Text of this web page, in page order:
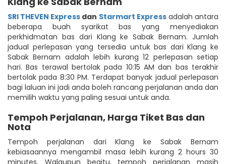
SRI THEVEN Express dan Starmart Expressadalah antara
beberapa buah syarikat bas yang menyediakan
perkhidmatan bas dari Klang ke Sabak Bernam. Jumlah
jadual perlepasan yang tersedia untuk bas dari Klang ke
Sabak Bernam adalah lebih kurang 12 perlepasan setiap
hari. Bas terawal bertolak pada 10:15 AM dan bas terakhir
bertolak pada 8:30 PM. Terdapat banyak jadual perlepasan
bagi laluan ini jadi anda boleh rancang perjalanan anda dan
memilih waktu yang paling sesuai untuk anda.
Tempoh Perjalanan, Harga Tiket Bas dan
Nota
Tempoh perjalanan dari Klang ke Sabak Bernam
kebiasaannya mengambil masa lebih kurang 2 hours 30
minutes. Walaupun begitu, tempoh perjalanan masih